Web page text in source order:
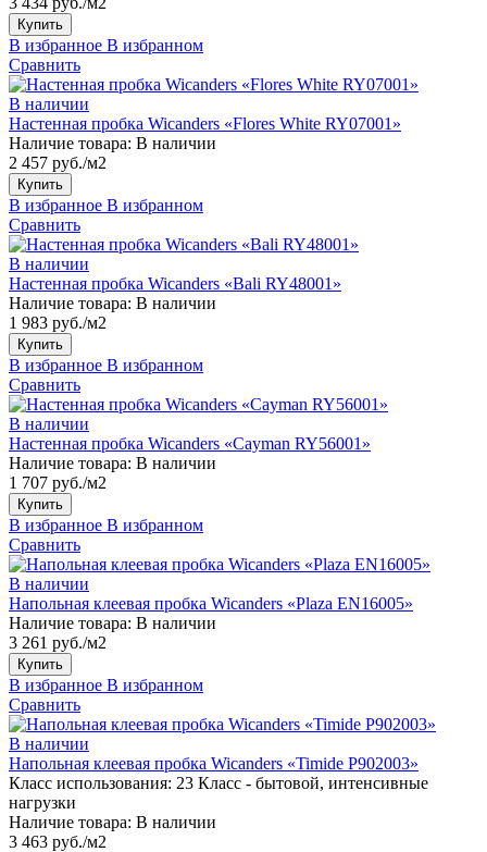
Купить
В избранное В избранном
Сравнить
В наличии
Настенная пробка Wicanders «Flores White RY07001»
Наличие товара: В наличии
2 457 руб./м2
Купить
В избранное В избранном
Сравнить
В наличии
Настенная пробка Wicanders «Bali RY48001»
Наличие товара: В наличии
1 983 руб./м2
Купить
В избранное В избранном
Сравнить
В наличии
Настенная пробка Wicanders «Cayman RY56001»
Наличие товара: В наличии
1 707 руб./м2
Купить
В избранное В избранном
Сравнить
В наличии
Напольная клеевая пробка Wicanders «Plaza EN16005»
Наличие товара: В наличии
3 261 руб./м2
Купить
В избранное В избранном
Сравнить
В наличии
Напольная клеевая пробка Wicanders «Timide P902003»
Класс использования: 23 Класс - бытовой, интенсивные
нагрузки
Наличие товара: В наличии
3 463 руб./м2